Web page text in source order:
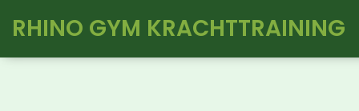
RHINO GYM KRACHTTRAINING